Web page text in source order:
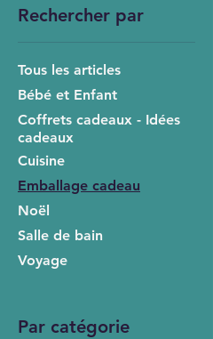
Rechercher par
Tous les articles
Bébé et Enfant
Coffrets cadeaux - Idées
cadeaux
Cuisine
Emballage cadeau
Noël
Salle de bain
Voyage
Par catégorie